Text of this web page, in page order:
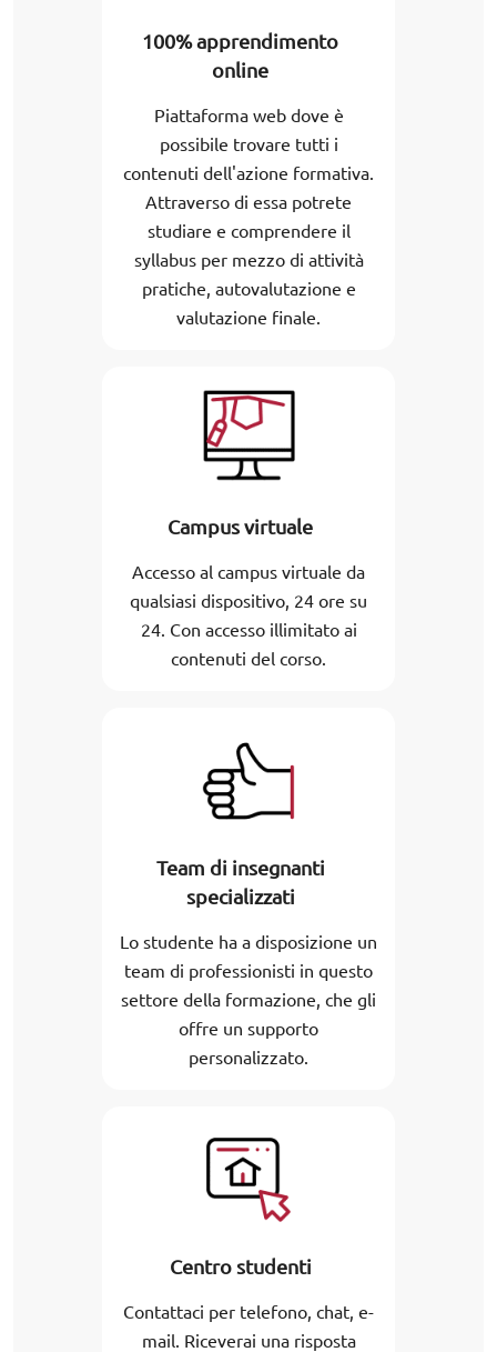
100% apprendimento
online
Piattaforma web dove è
possibile trovare tutti i
contenuti dell'azione formativa.
Attraverso di essa potrete
studiare e comprendere il
syllabus per mezzo di attività
pratiche, autovalutazione e
valutazione finale.
Campus virtuale
Accesso al campus virtuale da
qualsiasi dispositivo, 24 ore su
24. Con accesso illimitato ai
contenuti del corso.
Team di insegnanti
specializzati
Lo studente ha a disposizione un
team di professionisti in questo
settore della formazione, che gli
offre un supporto
personalizzato.
Centro studenti
Contattaci per telefono, chat, e-
mail. Riceverai una risposta